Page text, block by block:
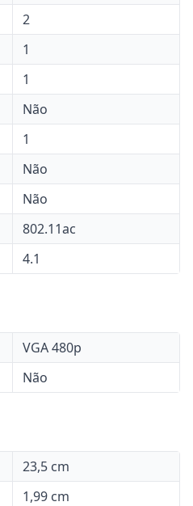
2
1
1
Não
1
Não
Não
802.11ac
4.1
VGA 480p
Não
23,5 cm
1,99 cm